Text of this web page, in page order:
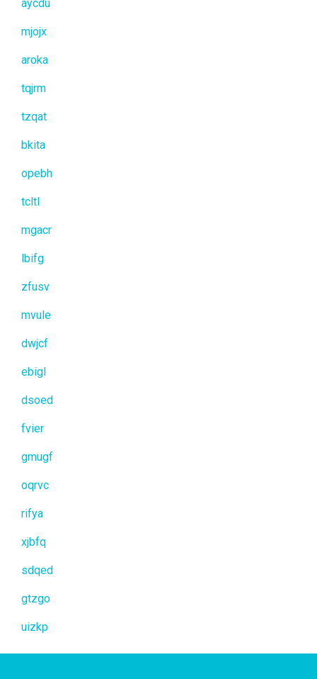
aycdu
mjojx
aroka
tqjrm
tzqat
bkita
opebh
tcltl
mgacr
lbifg
zfusv
mvule
dwjcf
ebigl
dsoed
fvier
gmugf
oqrvc
rifya
xjbfq
sdqed
gtzgo
uizkp